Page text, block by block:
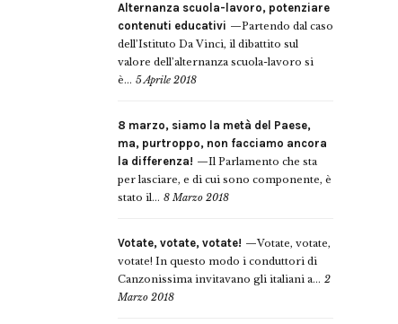
Alternanza scuola-lavoro, potenziare
contenuti educativi
Partendo dal caso
dell’Istituto Da Vinci, il dibattito sul
valore dell’alternanza scuola-lavoro si
è... 5 Aprile 2018
8 marzo, siamo la metà del Paese,
ma, purtroppo, non facciamo ancora
la differenza!
Il Parlamento che sta
per lasciare, e di cui sono componente, è
stato il... 8 Marzo 2018
Votate, votate, votate!
Votate, votate,
votate! In questo modo i conduttori di
Canzonissima invitavano gli italiani a... 2
Marzo 2018